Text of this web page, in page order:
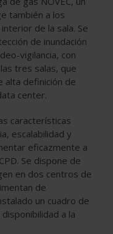
también a los
de la sala. Se
de inundación
vigilancia, con
tres salas, que
alta definición de
center.
características
escalabilidad y
eficazmente a
Se dispone de
en dos centros de
de
un cuadro de
a la